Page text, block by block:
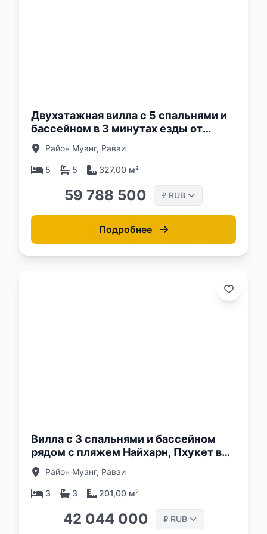
Двухэтажная вилла с 5 спальнями и
бассейном в 3 минутах езды от
пляжа Найхарн, Пхукет в комплексе
Enigma Villas Naiharn
Район Муанг, Раваи
5 5 327,00 м²
59 788 500 ₽ RUB
Подробнее
Вилла с 3 спальнями и бассейном
рядом с пляжем Найхарн, Пхукет в
комплексе Enigma Villas Naiharn
Район Муанг, Раваи
3 3 201,00 м²
42 044 000 ₽ RUB